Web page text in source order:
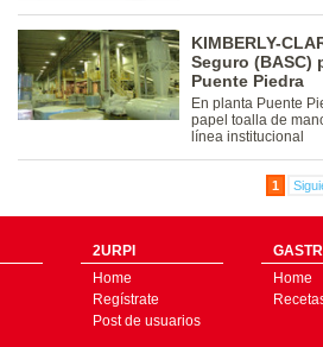
KIMBERLY-
Seguro (BASC)
Puente Piedra
En planta Puente
papel toalla de
línea institucional
1
2URPI
Home
Regístrate
Post de usuarios
Home